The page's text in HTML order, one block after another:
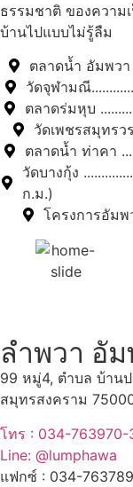
ธรรมชาติ ของความ
บ้านไปแบบไม่รู้ลืม
ตลาดน้ำ อัมพวา
วัดจุฬามณี
ตลาดร่มหุบ
วัดเพชรสมุทรวร
ตลาดน้ำ ท่าคา
วัดบางกุ้ง
ก.ม.)
โครงการอัมพ
ลำพวา อั
99 หมู่4, ตำบล บ้าน
สมุทรสงคราม
โทร : 034-763970-
Line: @lumphawa
แฟกซ์ : 034-763789